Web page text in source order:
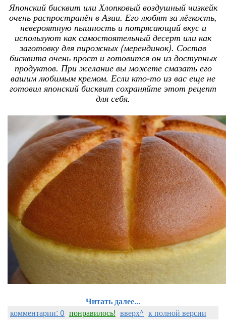
Японский бисквит или Хлопковый воздушный чизкейк
очень распространён в Азии. Его любят за лёгкость,
невероятную пышность и потрясающий вкус и
используют как самостоятельный десерт или как
заготовку для пирожных (мерендинок). Состав
бисквита очень прост и готовится он из доступных
продуктов. При желание вы можете смазать его
вашим любимым кремом. Если кто-то из вас еще не
готовил японский бисквит сохраняйте этот рецепт
для себя.
Читать далее...
комментарии: 0 понравилось! вверх^ к полной версии